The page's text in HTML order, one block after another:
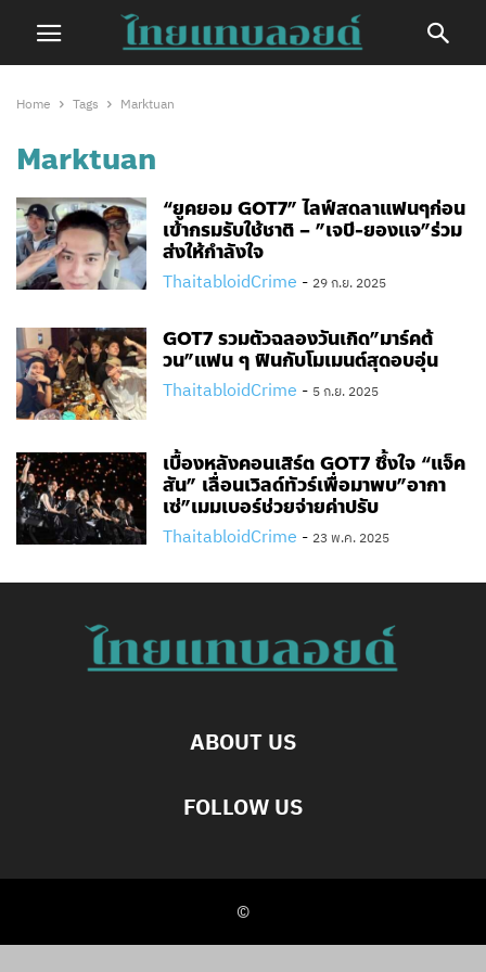
Home Tags Marktuan
Marktuan
“ยูคยอม GOT7” ไลฟ์สดลาแฟนๆก่อน
เข้ากรมรับใช้ชาติ​ – ​”เจบี-ยองแจ”ร่วม
ส่งให้กำลังใจ
ThaitabloidCrime - 29 ก.ย. 2025
GOT7 รวมตัวฉลองวันเกิด”มาร์คต้
วน”แฟน ๆ ฟินกับโมเมนต์สุดอบอุ่น
ThaitabloidCrime - 5 ก.ย. 2025
เบื้องหลังคอนเสิร์ต GOT7 ซึ้งใจ “แจ็ค
สัน” เลื่อนเวิลด์ทัวร์เพื่อมาพบ”อากา
เซ่”เมมเบอร์ช่วยจ่ายค่าปรับ
ThaitabloidCrime - 23 พ.ค. 2025
ABOUT US
FOLLOW US
©